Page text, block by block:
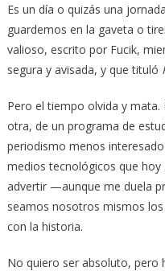
Es un día o quizás una
guardemos en la gaveta o
valioso, escrito por Fucik,
segura y avisada, y que tituló
Pero el tiempo olvida y mata.
otra, de un programa de
periodismo menos
medios tecnológicos que hoy
advertir —aunque me duela
seamos nosotros mismos
con la historia.
No quiero ser absoluto, pero